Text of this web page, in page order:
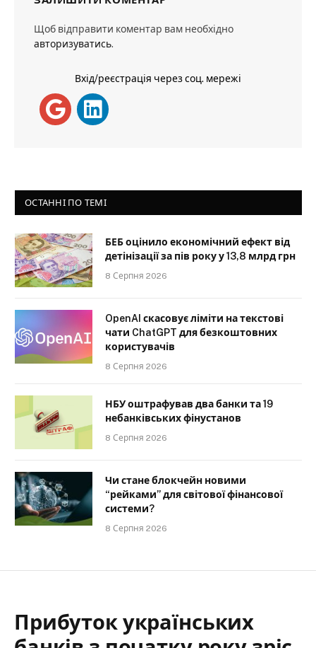
Щоб відправити коментар вам необхідно
авторизуватись.
Вхід/реєстрація через соц. мережі
ОСТАННІ ПО ТЕМІ
БЕБ оцінило економічний ефект від
детінізації за пів року у 13,8 млрд грн
8 Серпня 2026
OpenAI скасовує ліміти на текстові
чати ChatGPT для безкоштовних
користувачів
8 Серпня 2026
НБУ оштрафував два банки та 19
небанківських фінустанов
8 Серпня 2026
Чи стане блокчейн новими
“рейками” для світової фінансової
системи?
8 Серпня 2026
Прибуток українських